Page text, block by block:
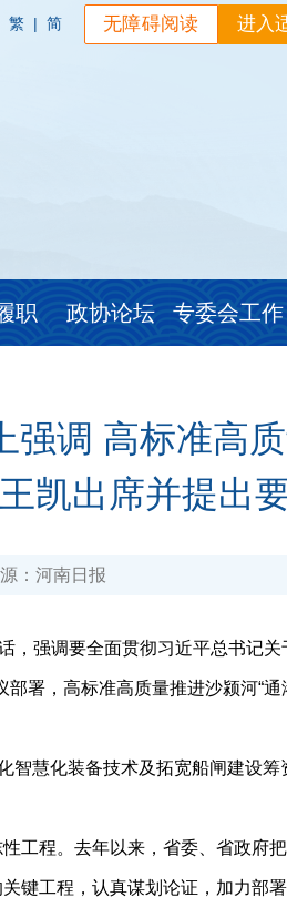
繁 | 简 进入
无障碍阅读
职 政协论坛 专委会工作
强调 高标准高
凯出席并提出
： 河南日报
强调要全面贯彻习近平总书记关
署，高标准高质量推进沙颍河“
慧化装备技术及拓宽船闸建设
程。去年以来，省委、省政府
键工程，认真谋划论证，加力部